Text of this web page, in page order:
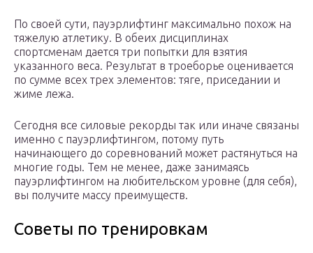
По своей сути, пауэрлифтинг максимально похож на
тяжелую атлетику. В обеих дисциплинах
спортсменам дается три попытки для взятия
указанного веса. Результат в троеборье оценивается
по сумме всех трех элементов: тяге, приседании и
жиме лежа.
Сегодня все силовые рекорды так или иначе связаны
именно с пауэрлифтингом, потому путь
начинающего до соревнований может растянуться на
многие годы. Тем не менее, даже занимаясь
пауэрлифтингом на любительском уровне (для себя),
вы получите массу преимуществ.
Советы по тренировкам